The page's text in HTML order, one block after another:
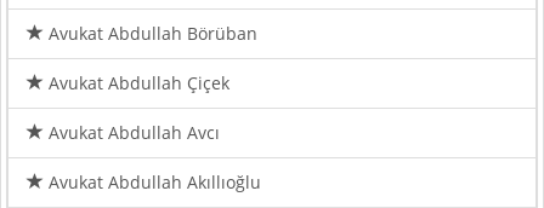
Avukat Abdullah Börüban
Avukat Abdullah Çiçek
Avukat Abdullah Avcı
Avukat Abdullah Akıllıoğlu